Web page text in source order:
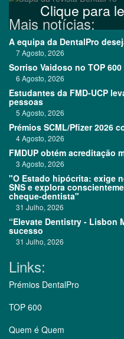
Clique para
Mais notícias:
A equipa da DentalPro
7 Agosto, 2026
Sorriso Vaidoso no TOP 600
6 Agosto, 2026
Estudantes da FMD-UCP
pessoas
5 Agosto, 2026
Prémios SCML/Pfizer 2026
4 Agosto, 2026
FMDUP obtém acreditação
3 Agosto, 2026
"O Estado hipócrita: exige
SNS e explora
cheque-dentista"
31 Julho, 2026
“Elevate Dentistry - Lisbon
sucesso
31 Julho, 2026
Links:
Prémios DentalPro
TOP 600
Quem é Quem